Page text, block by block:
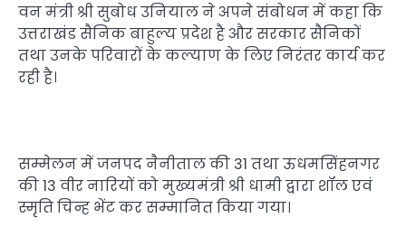
वन मंत्री श्री सुबोध उनियाल ने अपने संबोधन में कहा कि
उत्तराखंड सैनिक बाहुल्य प्रदेश है और सरकार सैनिकों
तथा उनके परिवारों के कल्याण के लिए निरंतर कार्य कर
रही है।
सम्मेलन में जनपद नैनीताल की 31 तथा ऊधमसिंहनगर
की 13 वीर नारियों को मुख्यमंत्री श्री धामी द्वारा शॉल एवं
स्मृति चिन्ह भेंट कर सम्मानित किया गया।